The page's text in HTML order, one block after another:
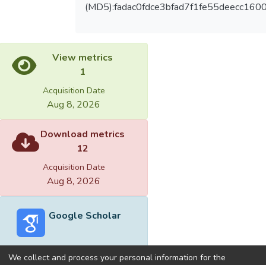
View metrics
1
Acquisition Date
Aug 8, 2026
Download metrics
12
Acquisition Date
Aug 8, 2026
Google Scholar
We collect and process your personal information for the